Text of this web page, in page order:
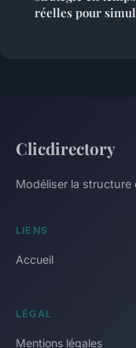
réelles pour
Clicdirectory
Modéliser la structure
LIENS
Accueil
LÉGAL
Mentions légales